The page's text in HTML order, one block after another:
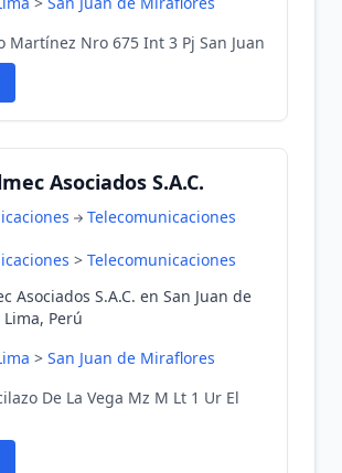
Martínez Nro 675 Int 3 Pj San Juan
Asociados S.A.C.
Telecomunicaciones
> Telecomunicaciones
Asociados S.A.C. en San Juan de
Perú
> San Juan de Miraflores
De La Vega Mz M Lt 1 Ur El